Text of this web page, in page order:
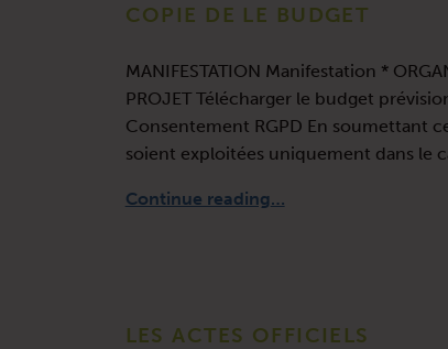
COPIE DE LE BUDGET
MANIFESTATION Manifestation *
PROJET Télécharger le budget
Consentement RGPD En soumettant
soient exploitées uniquement dans le
Continue reading…
LES ACTES OFFICIELS